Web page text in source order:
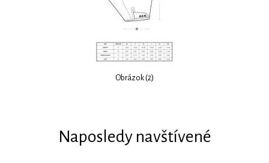
Obrázok (2)
Naposledy navštívené